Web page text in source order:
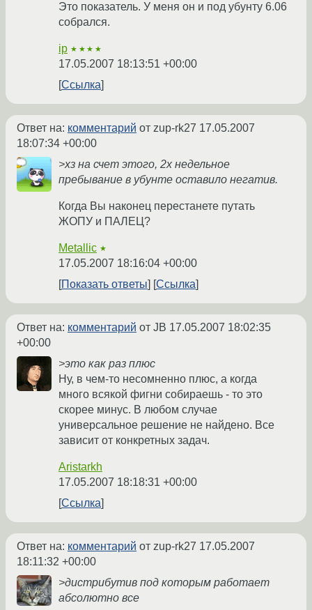
Это показатель. У меня он и под убунту 6.06
собрался.
ip ★★★★
17.05.2007 18:13:51 +00:00
Ссылка
Ответ на: комментарий от zup-rk27 17.05.2007
18:07:34 +00:00
>хз на счет этого, 2х недельное
пребывание в убунте оставило негатив.
Когда Вы наконец перестанете путать
ЖОПУ и ПАЛЕЦ?
Metallic ★
17.05.2007 18:16:04 +00:00
Показать ответы
Ссылка
Ответ на: комментарий от JB 17.05.2007 18:02:35
+00:00
>это как раз плюс
Ну, в чем-то несомненно плюс, а когда
много всякой фигни собираешь - то это
скорее минус. В любом случае
универсальное решение не найдено. Все
зависит от конкретных задач.
Aristarkh
17.05.2007 18:18:31 +00:00
Ссылка
Ответ на: комментарий от zup-rk27 17.05.2007
18:11:32 +00:00
>дистрибутив под которым работает
абсолютно все